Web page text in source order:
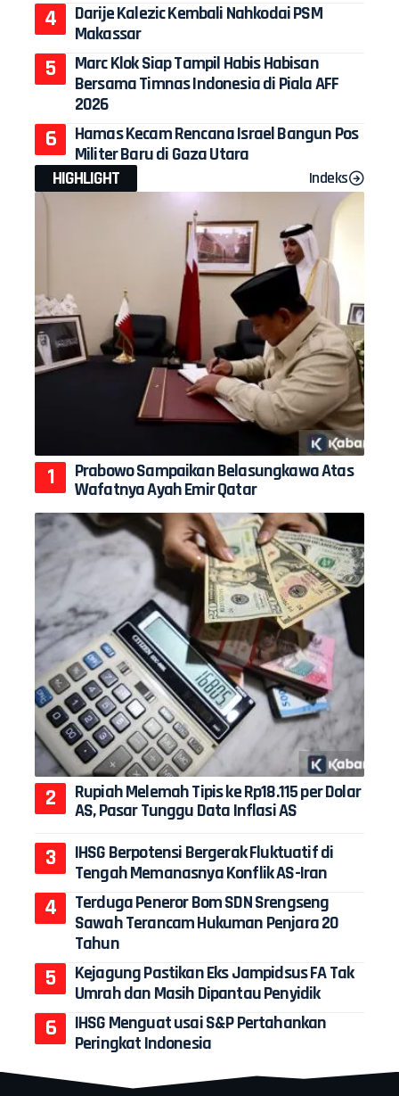
Darije Kalezic Kembali Nahkodai PSM
Makassar
Marc Klok Siap Tampil Habis Habisan
Bersama Timnas Indonesia di Piala AFF
2026
Hamas Kecam Rencana Israel Bangun Pos
Militer Baru di Gaza Utara
HIGHLIGHT
Indeks
Prabowo Sampaikan Belasungkawa Atas
Wafatnya Ayah Emir Qatar
Rupiah Melemah Tipis ke Rp18.115 per Dolar
AS, Pasar Tunggu Data Inflasi AS
IHSG Berpotensi Bergerak Fluktuatif di
Tengah Memanasnya Konflik AS-Iran
Terduga Peneror Bom SDN Srengseng
Sawah Terancam Hukuman Penjara 20
Tahun
Kejagung Pastikan Eks Jampidsus FA Tak
Umrah dan Masih Dipantau Penyidik
IHSG Menguat usai S&P Pertahankan
Peringkat Indonesia